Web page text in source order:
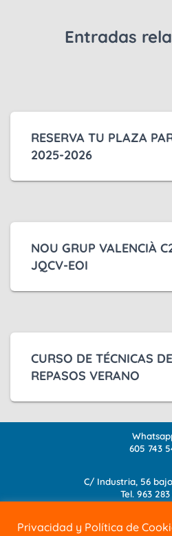
Entradas
RESERVA TU PLAZA
2025-2026
NOU GRUP VALENCIÀ
JQCV-EOI
CURSO DE TÉCNICAS
REPASOS VERANO
605 743
C/ Industria, 56 bajo
Tel. 963
Privacidad y Política de